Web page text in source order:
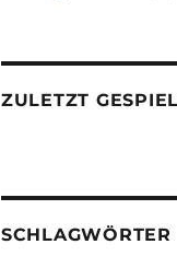
ZULETZT
SCHLAGWÖRTER